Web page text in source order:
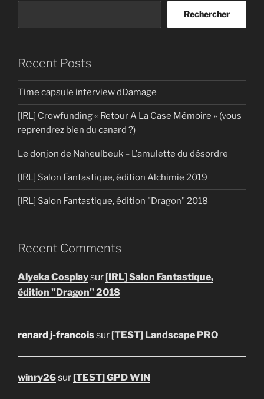
Rechercher
Recent Posts
Time capsule interview dDamage
[IRL] Crowfunding « Retour A La Case Mémoire » (vous
reprendrez bien du canard ?)
Le donjon de Naheulbeuk – L’amulette du désordre
[IRL] Salon Fantastique, édition Alchimie 2019
[IRL] Salon Fantastique, édition "Dragon" 2018
Recent Comments
Alyeka Cosplaysur [IRL] Salon Fantastique,
édition "Dragon" 2018
renard j-francoissur [TEST] Landscape PRO
winry26sur [TEST] GPD WIN